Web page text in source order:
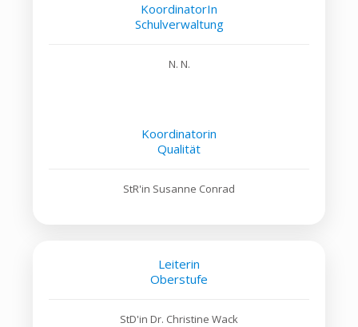
KoordinatorIn
Schulverwaltung
N. N.
Koordinatorin
Qualität
StR'in Susanne Conrad
Leiterin
Oberstufe
StD'in Dr. Christine Wack